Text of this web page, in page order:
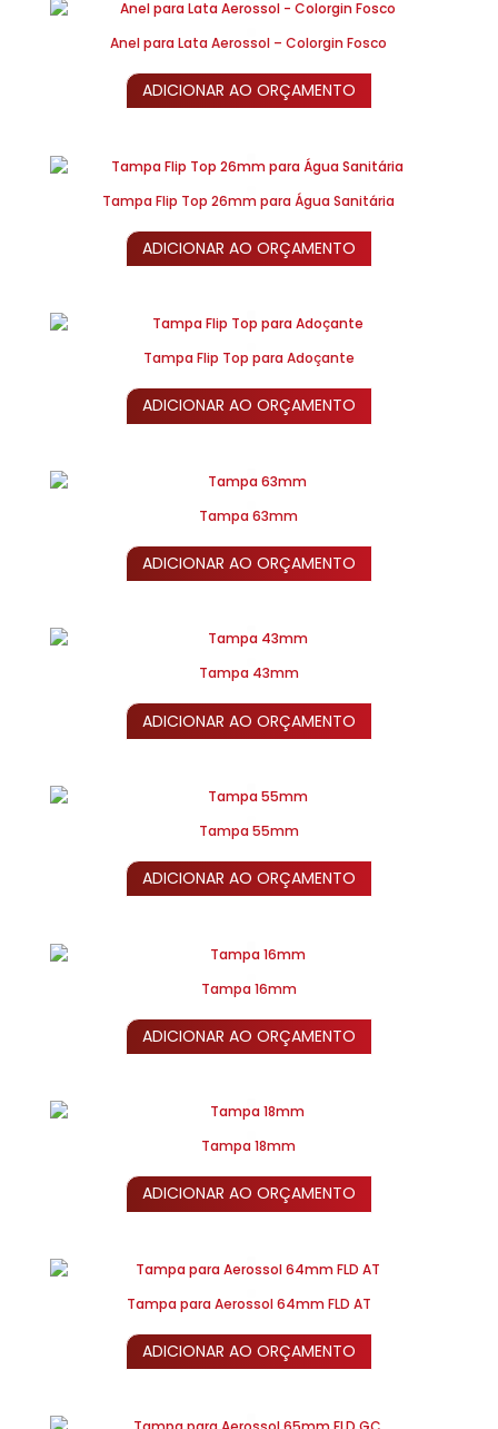
Anel para Lata Aerossol – Colorgin Fosco
ADICIONAR AO ORÇAMENTO
Tampa Flip Top 26mm para Água Sanitária
ADICIONAR AO ORÇAMENTO
Tampa Flip Top para Adoçante
ADICIONAR AO ORÇAMENTO
Tampa 63mm
ADICIONAR AO ORÇAMENTO
Tampa 43mm
ADICIONAR AO ORÇAMENTO
Tampa 55mm
ADICIONAR AO ORÇAMENTO
Tampa 16mm
ADICIONAR AO ORÇAMENTO
Tampa 18mm
ADICIONAR AO ORÇAMENTO
Tampa para Aerossol 64mm FLD AT
ADICIONAR AO ORÇAMENTO